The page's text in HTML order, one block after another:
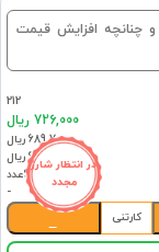
چنانچه افزایش قیمت
در انتظار شارژ
مجدد
212
726,000 ریال
689,700 ریال
653,400 ریال
66عدد
-
کارتنی
−